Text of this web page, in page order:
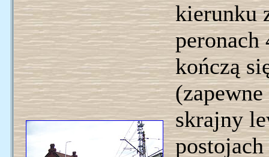
kierunku
kończą
skrajny